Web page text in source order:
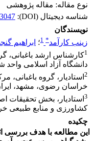
نوع مقاله: مقاله پژوهشی
شناسه دیجیتال (DOI):
نویسندگان
زینب کارآمد*
1؛ ابراهیم
1کارشناس ارشد باغبانی،
دانشگاه آزاد اسلامی واحد
2 استادیار، گروه
خراسان رضوی، مشهد،
3 استادیار، بخش تحقیقات
کشاورزی و منابع طبیعی
چکیده
این مطالعه با هدف بررسی